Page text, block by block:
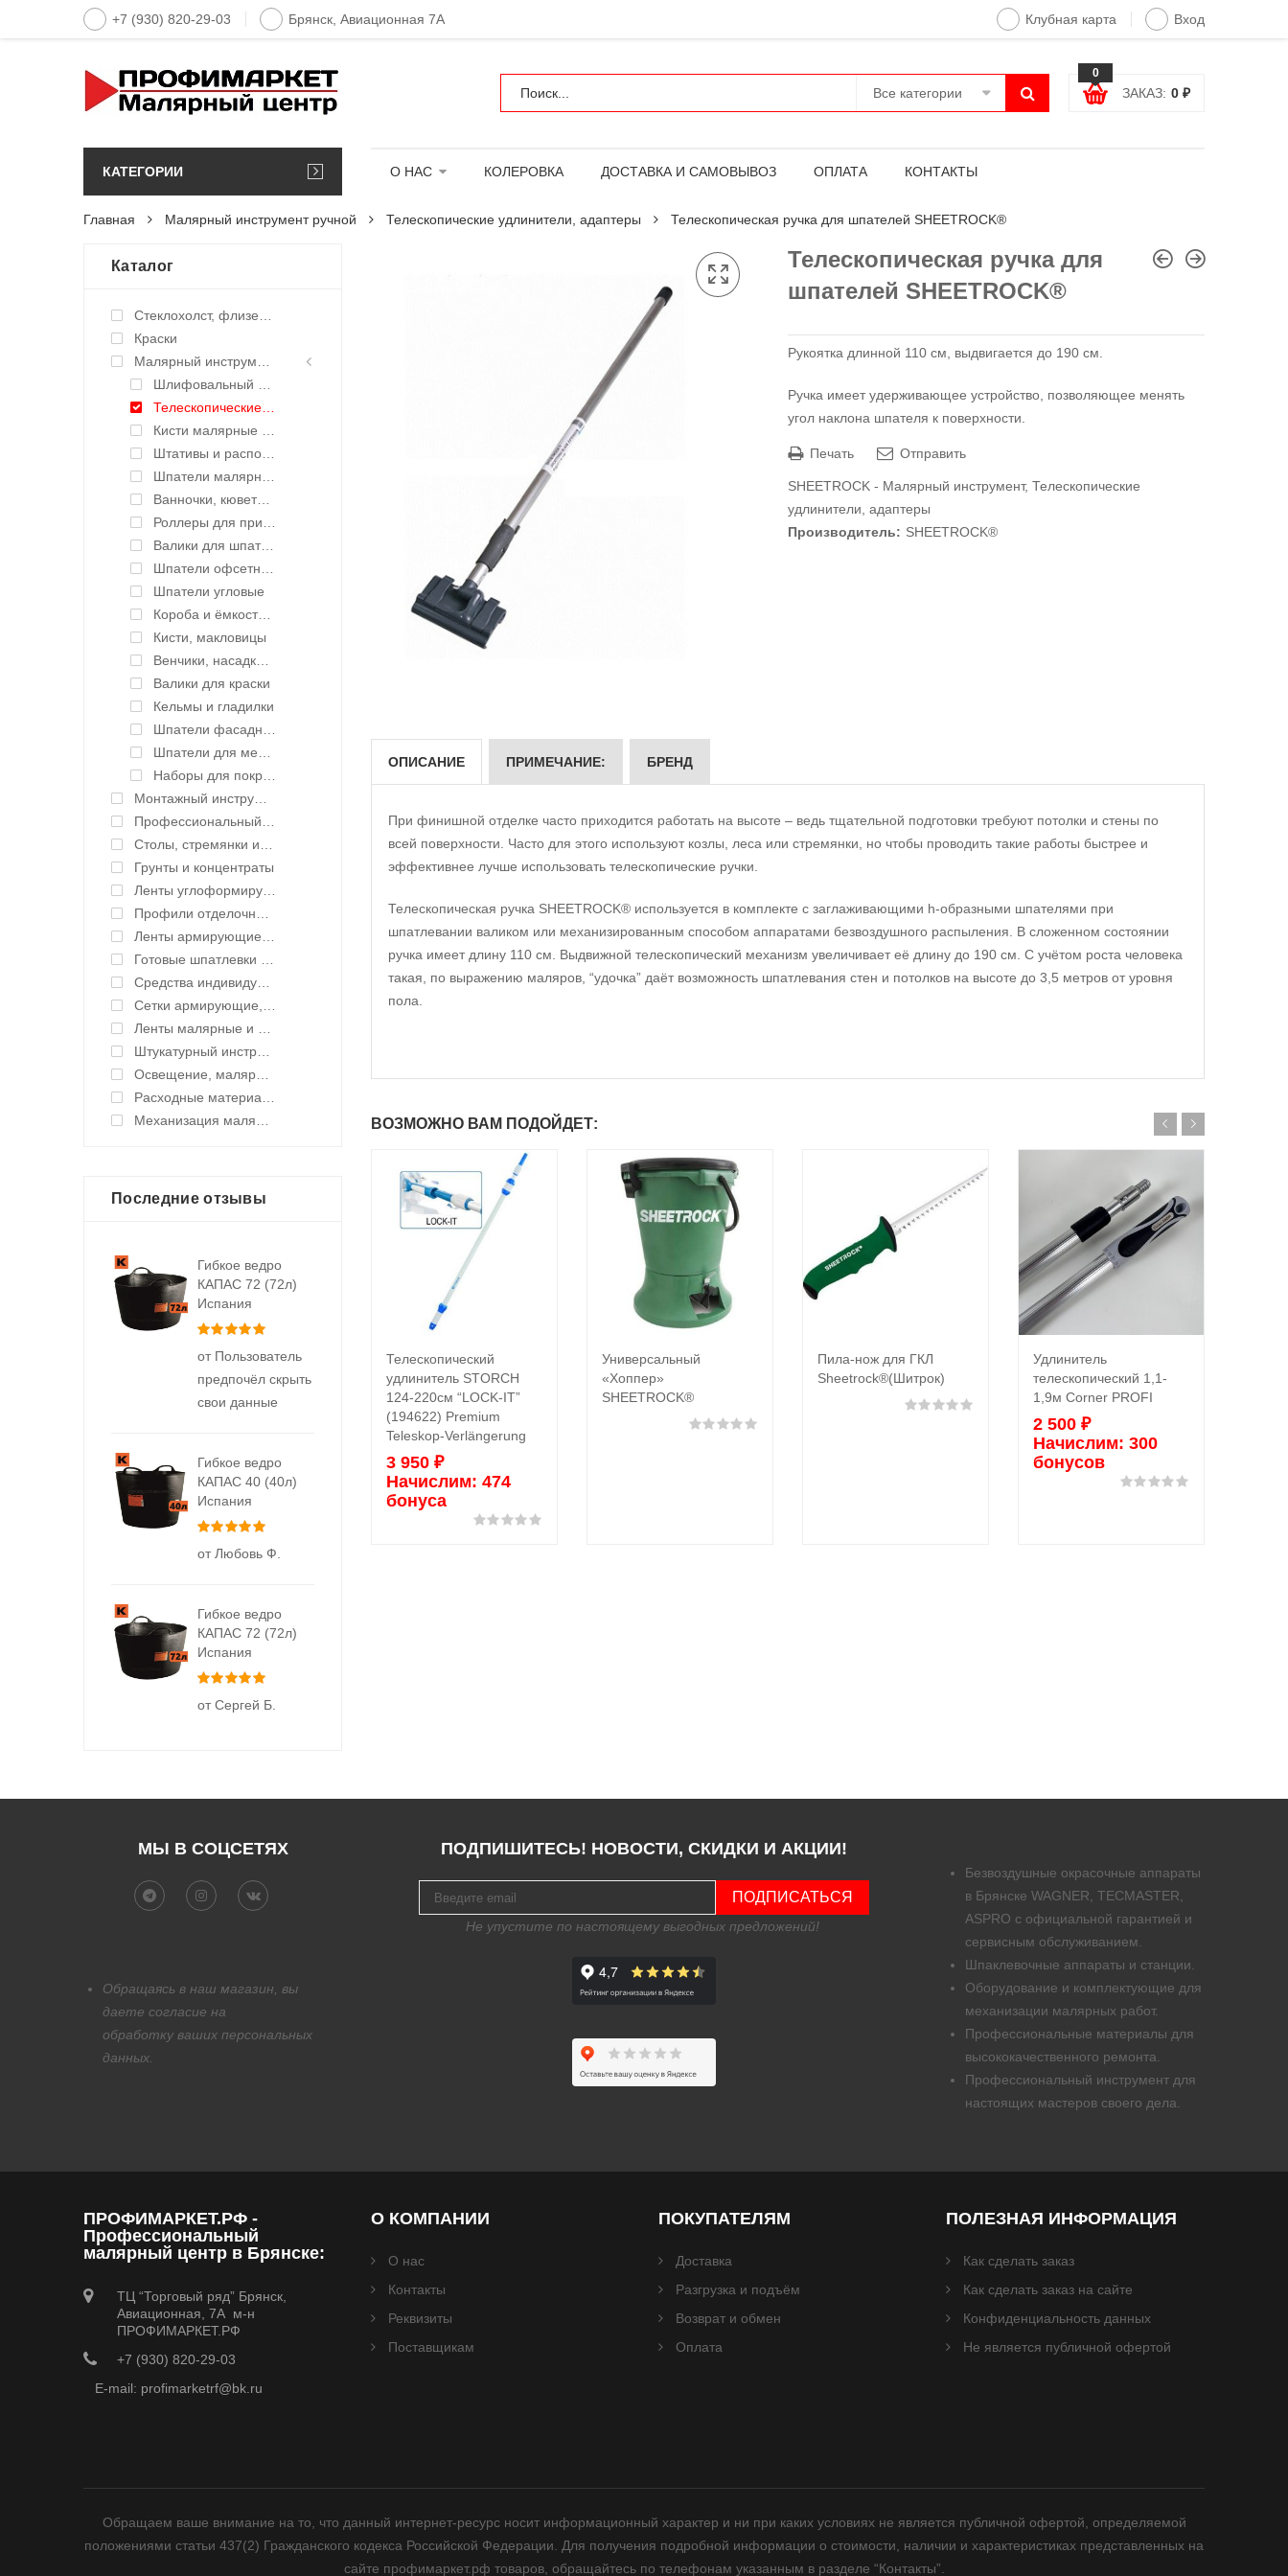
+7 (930) 820-29-03 Брянск, Авиационная 7А Клубная карта Вход
Все категории
0
ЗАКАЗ: 0 ₽
КАТЕГОРИИ О НАС КОЛЕРОВКА ДОСТАВКА И САМОВЫВОЗ ОПЛАТА КОНТАКТЫ
Главная Малярный инструмент ручной Телескопические удлинители, адаптеры Телескопическая ручка для шпателей SHEETROCK®
Телескопическая ручка для
шпателей SHEETROCK®
Рукоятка длинной 110 см, выдвигается до 190 см.
Ручка имеет удерживающее устройство, позволяющее менять
угол наклона шпателя к поверхности.
Печать Отправить
SHEETROCK - Малярный инструмент, Телескопические
удлинители, адаптеры
Производитель: SHEETROCK®
ОПИСАНИЕ ПРИМЕЧАНИЕ: БРЕНД
При финишной отделке часто приходится работать на высоте – ведь тщательной подготовки требуют потолки и стены по
всей поверхности. Часто для этого используют козлы, леса или стремянки, но чтобы проводить такие работы быстрее и
эффективнее лучше использовать телескопические ручки.
Телескопическая ручка SHEETROCK® используется в комплекте с заглаживающими h-образными шпателями при
шпатлевании валиком или механизированным способом аппаратами безвоздушного распыления. В сложенном состоянии
ручка имеет длину 110 см. Выдвижной телескопический механизм увеличивает её длину до 190 см. С учётом роста человека
такая, по выражению маляров, “удочка” даёт возможность шпатлевания стен и потолков на высоте до 3,5 метров от уровня
пола.
ВОЗМОЖНО ВАМ ПОДОЙДЕТ:
В корзину
Телескопический
удлинитель STORCH
124-220см “LOCK-IT”
(194622) Premium
Teleskop-Verlängerung
3 950 ₽
Начислим: 474
бонуса
Подробнее
Универсальный
«Хоппер»
SHEETROCK®
Подробнее
Пила-нож для ГКЛ
Sheetrock®(Шитрок)
из 5
В корзину
Удлинитель
телескопический 1,1-
1,9м Corner PROFI
2 500 ₽
Начислим: 300
бонусов
Каталог
Стеклохолст, флизелин малярный
Краски
Малярный инструмент ручной
Шлифовальный инструмент ручной
Телескопические удлинители, адаптеры
Кисти малярные профессиональные
Штативы и распорки, комплектующие
Шпатели малярные
Ванночки, кюветы для краски
Роллеры для прикатки лент
Валики для шпатлевки
Шпатели офсетные
Шпатели угловые
Короба и ёмкости для шпаклевки
Кисти, макловицы
Венчики, насадки для миксера
Валики для краски
Кельмы и гладилки
Шпатели фасадные
Шпатели для механизации и сменные лезвия
Наборы для покраски
Монтажный инструмент
Профессиональный инструмент и оборудование
Столы, стремянки и подмости
Грунты и концентраты
Ленты углоформирующие, углозащитные
Профили отделочные для ГКЛ
Ленты армирующие для швов и стыков
Готовые шпатлевки и клея
Средства индивидуальной защиты (СИЗ)
Сетки армирующие, ленты уплотнительные
Ленты малярные и укрывные материалы
Штукатурный инструмент
Освещение, малярные светильники
Расходные материалы
Механизация малярных работ
Последние отзывы
Гибкое ведро
КАПАС 72 (72л)
Испания
от Пользователь
предпочёл скрыть
свои данные
Гибкое ведро
КАПАС 40 (40л)
Испания
от Любовь Ф.
Гибкое ведро
КАПАС 72 (72л)
Испания
от Сергей Б.
МЫ В СОЦСЕТЯХ
Обращаясь в наш магазин, вы
даете согласие на
обработку ваших персональных
данных.
ПОДПИШИТЕСЬ! НОВОСТИ, СКИДКИ И АКЦИИ!
ПОДПИСАТЬСЯ
Не упустите по настоящему выгодных предложений!
Безвоздушные окрасочные аппараты
в Брянске WAGNER, TECMASTER,
ASPRO с официальной гарантией и
сервисным обслуживанием.
Шпаклевочные аппараты и станции.
Оборудование и комплектующие для
механизации малярных работ.
Профессиональные материалы для
высококачественного ремонта.
Профессиональный инструмент для
настоящих мастеров своего дела.
ПРОФИМАРКЕТ.РФ -
Профессиональный
малярный центр в Брянске:
ТЦ “Торговый ряд” Брянск,
Авиационная, 7А м-н
ПРОФИМАРКЕТ.РФ
+7 (930) 820-29-03
E-mail: profimarketrf@bk.ru
О КОМПАНИИ
О нас
Контакты
Реквизиты
Поставщикам
ПОКУПАТЕЛЯМ
Доставка
Разгрузка и подъём
Возврат и обмен
Оплата
ПОЛЕЗНАЯ ИНФОРМАЦИЯ
Как сделать заказ
Как сделать заказ на сайте
Конфиденциальность данных
Не является публичной офертой
Обращаем ваше внимание на то, что данный интернет-ресурс носит информационный характер и ни при каких условиях не является публичной офертой, определяемой
положениями статьи 437(2) Гражданского кодекса Российской Федерации. Для получения подробной информации о стоимости, наличии и характеристиках представленных на
сайте профимаркет.рф товаров, обращайтесь по телефонам указанным в разделе “Контакты”.